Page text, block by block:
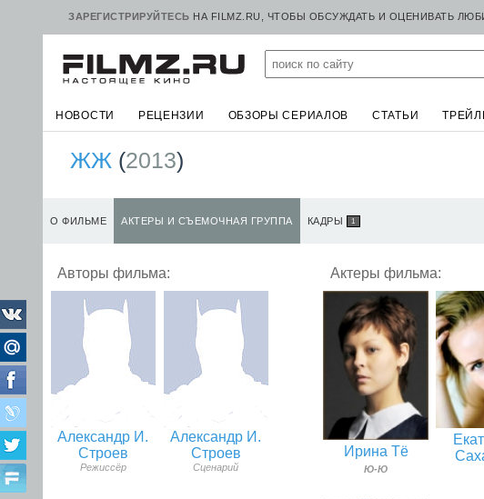
ЗАРЕГИСТРИРУЙТЕСЬ НА FILMZ.RU, ЧТОБЫ ОБСУЖДАТЬ И ОЦЕНИВАТЬ
НОВОСТИ РЕЦЕНЗИИ ОБЗОРЫ СЕРИАЛОВ СТАТЬИ
ЖЖ (2013)
О ФИЛЬМЕ АКТЕРЫ И СЪЕМОЧНАЯ ГРУППА КАДРЫ 1
Авторы фильма:
Александр И.
Строев
Режиссёр
Александр И.
Строев
Сценарий
Актеры фильма:
Ирина Тё
Ю-Ю